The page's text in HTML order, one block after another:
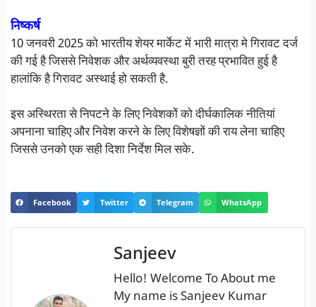
निष्कर्ष
10 जनवरी 2025 को भारतीय शेयर मार्केट में भारी मात्रा मे गिरावट दर्ज
की गई है जिससे निवेशक और अर्थव्यवस्था बुरी तरह प्रभावित हुई है
हालांकि है गिरावट अस्थाई हो सकती है.
इस अस्थिरता से निपटने के लिए निवेशकों को दीर्घकालिक नीतियां
अपनाना चाहिए और निवेश करने के लिए विशेषज्ञों की राय लेना चाहिए
जिससे उनको एक सही दिशा निर्देश मिल सके.
Facebook Twitter Telegram WhatsApp
Sanjeev
Hello! Welcome To About me
My name is Sanjeev Kumar